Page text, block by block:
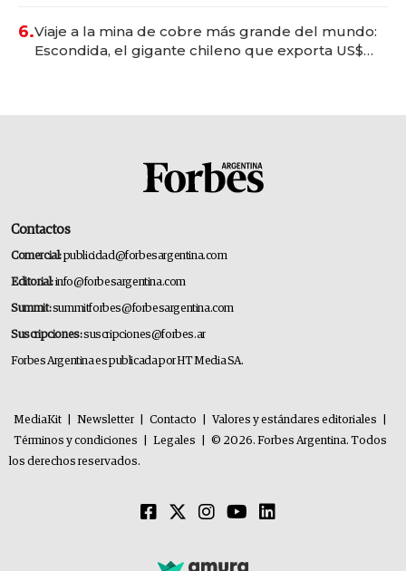
6.Viaje a la mina de cobre más grande del mundo:
Escondida, el gigante chileno que exporta US$
Contactos
Comercial:publicidad@forbesargentina.com
Editorial:info@forbesargentina.com
Summit:summitforbes@forbesargentina.com
Suscripciones:suscripciones@forbes.ar
Forbes Argentina es publicada por HT Media SA.
MediaKit Newsletter Contacto Valores y estándares editoriales
Términos y condiciones
Legales
© 2026. Forbes Argentina. Todos
los derechos reservados.